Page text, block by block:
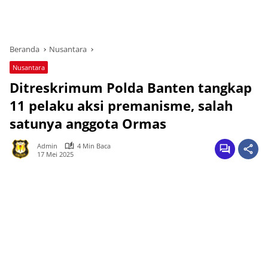
Beranda Nusantara
Nusantara
Ditreskrimum Polda Banten tangkap
11 pelaku aksi premanisme, salah
satunya anggota Ormas
Admin
4 Min Baca
17 Mei 2025